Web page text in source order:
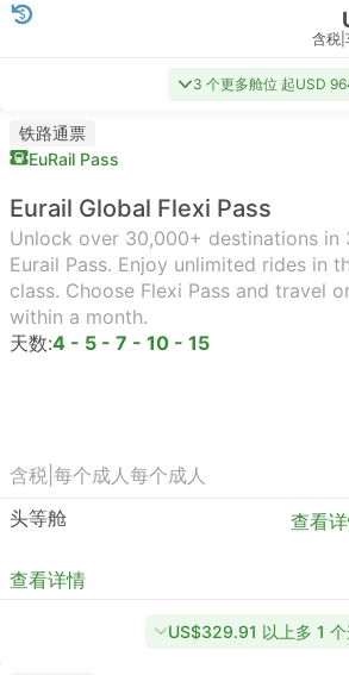
含税
3 个更多舱位 起USD
铁路通票
EuRail Pass
Eurail Global Flexi Pass
Unlock over 30,000+ destinations in
Eurail Pass. Enjoy unlimited rides in
class. Choose Flexi Pass and travel
within a month.
天数:4 - 5 - 7 - 10 - 15
含税 每个成人每个成人
头等舱
查看
查看详情
US$329.91 以上多 1 个